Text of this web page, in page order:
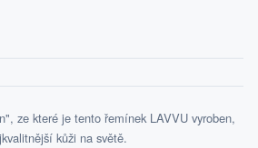
ze které je tento řemínek LAVVU vyroben,
kůži na světě.